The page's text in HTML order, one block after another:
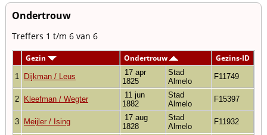
Ondertrouw
Treffers 1 t/m 6 van 6
Gezin Ondertrouw Gezins-ID
1 Dijkman / Leus
17 apr
1825
Stad
Almelo
F11749
2 Kleefman / Wegter
11 jun
1882
Stad
Almelo
F15397
3 Meijler / Ising
17 aug
1828
Stad
Almelo
F11932